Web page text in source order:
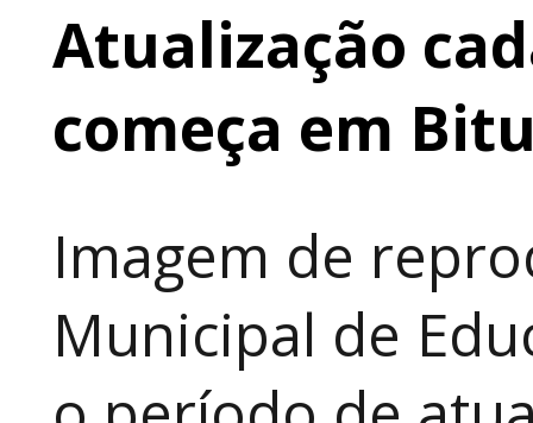
Atualização
começa em
Imagem de
Municipal de